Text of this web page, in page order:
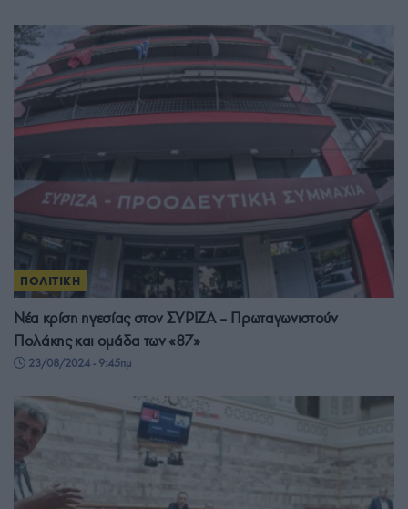
ΠΟΛΙΤΙΚΗ
Νέα κρίση ηγεσίας στον ΣΥΡΙΖΑ – Πρωταγωνιστούν
Πολάκης και ομάδα των «87»
23/08/2024 - 9:45πμ